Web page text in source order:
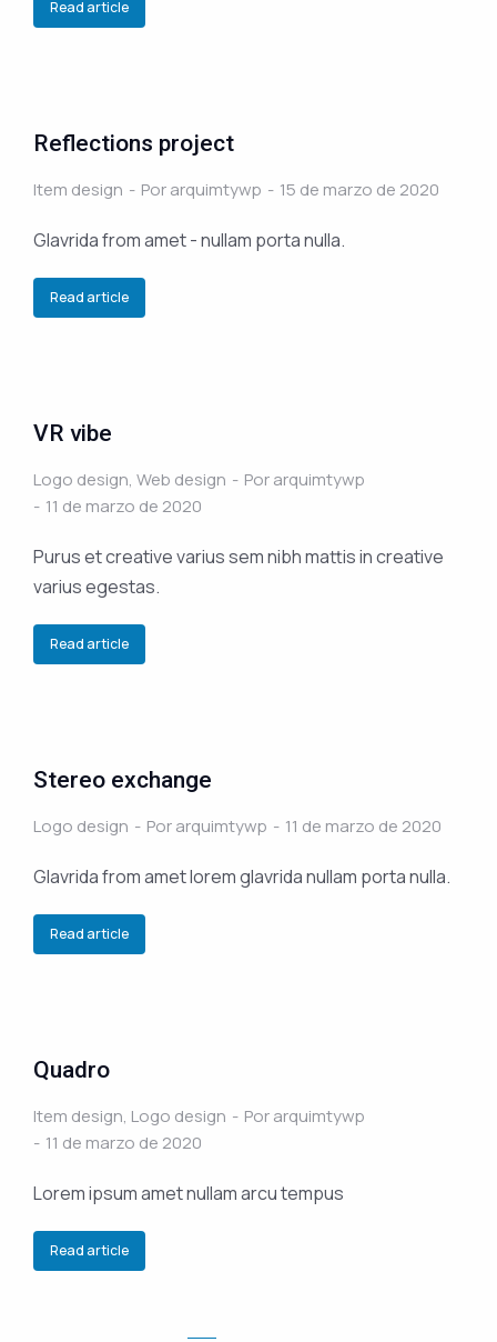
Read article
Reflections project
Item design Porarquimtywp 15 de marzo de 2020
Glavrida from amet - nullam porta nulla.
Read article
VR vibe
Logo design, Web design Porarquimtywp
11 de marzo de 2020
Purus et creative varius sem nibh mattis in creative
varius egestas.
Read article
Stereo exchange
Logo design Porarquimtywp 11 de marzo de 2020
Glavrida from amet lorem glavrida nullam porta nulla.
Read article
Quadro
Item design, Logo design Porarquimtywp
11 de marzo de 2020
Lorem ipsum amet nullam arcu tempus
Read article